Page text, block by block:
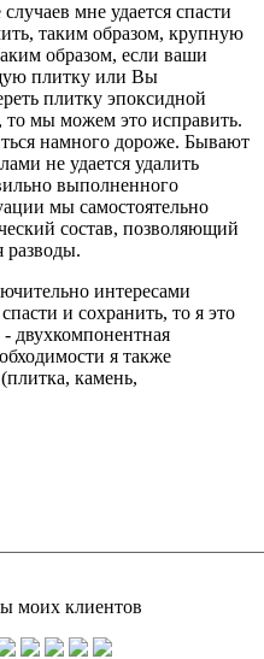
мне удается спасти
таким образом, крупную
образом, если ваши
плитку или Вы
плитку эпоксидной
то мы можем это исправить.
намного дороже. Бывают
не удается удалить
выполненного
мы самостоятельно
состав, позволяющий
разводы.
интересами
и сохранить, то я это
двухкомпонентная
я также
камень,
моих клиентов